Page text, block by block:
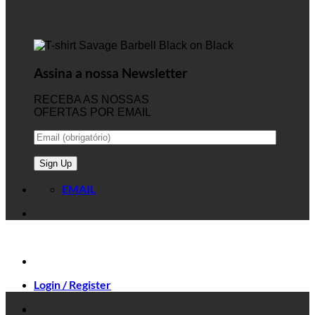
Assina a nossa Newsletter
RECEBA AS NOSSAS
OFERTAS POR EMAIL
EMAIL
Login / Register